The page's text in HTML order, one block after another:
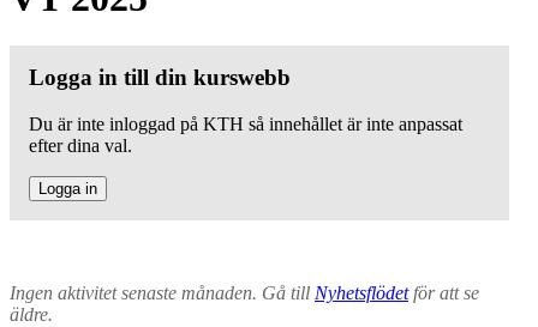
Logga in till din kurswebb
Du är inte inloggad på KTH så innehållet är inte anpassat
efter dina val.
Logga in
Ingen aktivitet senaste månaden. Gå till Nyhetsflödetför att se
äldre.